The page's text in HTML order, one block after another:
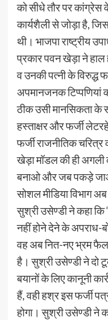
को सीधे तौर पर
कार्यशैली से जोड़ा है,
थी। भाजपा राष्ट्रीय
प्रकार पवन खेड़ा ने हाल
व उनकी पत्नी के विरुद्ध
अपमानजनक टिप्पणियां
ठीक उसी मानसिकता
हस्ताक्षर और फर्जी
फर्जी राजनीतिक
खेड़ा मॉडल की ही
बनाओ और जब पकड़े जाओ
सोशल मीडिया विभाग
सुश्री उसेण्डी ने कहा कि
नहीं होने देने के अपराध-
वह अब नित-नए भ्रम
है। सुश्री उसेण्डी ने दो
बयानों के लिए कानूनी
हैं, वही हश्र इस फर्जी
होगा। सुश्री उसेण्डी ने